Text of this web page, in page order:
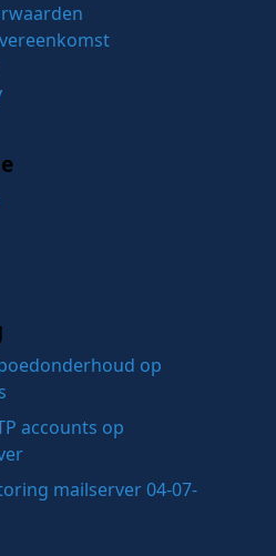
op
accounts op
mailserver 04-07-